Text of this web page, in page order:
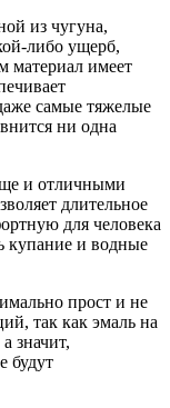
из чугуна,
либо ущерб,
материал имеет
самые тяжелые
ни одна
и отличными
длительное
для человека
купание и водные
прост и не
так как эмаль на
значит,
будут